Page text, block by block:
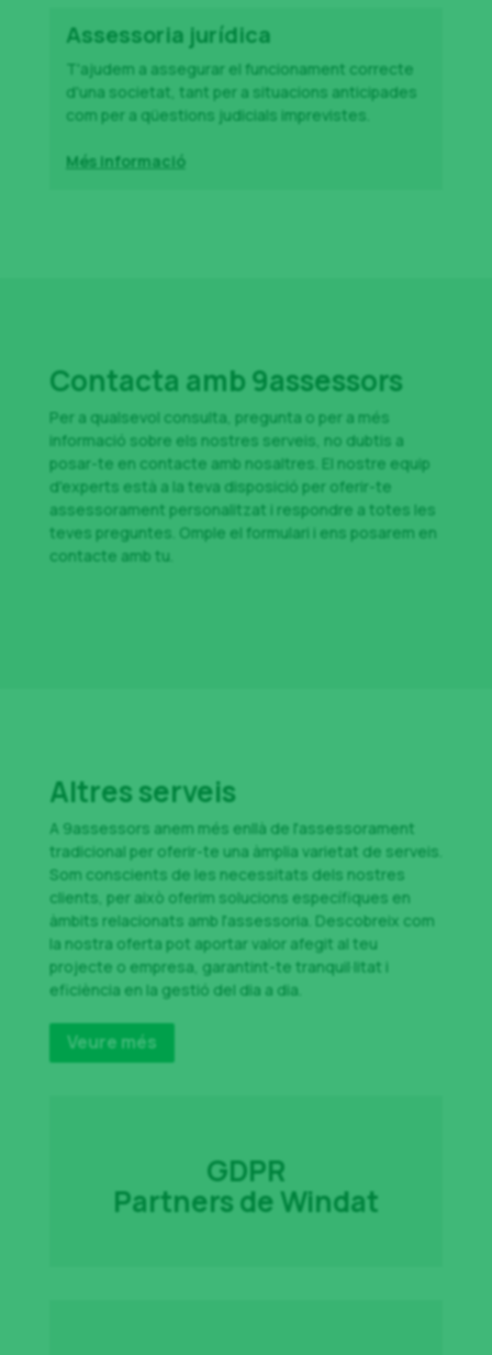
Assessoria jurídica
T'ajudem a assegurar el funcionament correcte
d'una societat, tant per a situacions anticipades
com per a qüestions judicials imprevistes.
Més informació
Contacta amb 9assessors
Per a qualsevol consulta, pregunta o per a més
informació sobre els nostres serveis, no dubtis a
posar-te en contacte amb nosaltres. El nostre equip
d'experts està a la teva disposició per oferir-te
assessorament personalitzat i respondre a totes les
teves preguntes. Omple el formulari i ens posarem en
contacte amb tu.
Altres serveis
A 9assessors anem més enllà de l'assessorament
tradicional per oferir-te una àmplia varietat de serveis.
Som conscients de les necessitats dels nostres
clients, per això oferim solucions específiques en
àmbits relacionats amb l'assessoria. Descobreix com
la nostra oferta pot aportar valor afegit al teu
projecte o empresa, garantint-te tranquil·litat i
eficiència en la gestió del dia a dia.
Veure més
GDPR
Partners de Windat